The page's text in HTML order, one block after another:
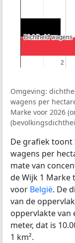
2
2
Dichtheid wagens
Dichtheid wagens
Omgeving:
wagens per
Marke voor 2026
De grafiek toont
wagens per
mate van
de Wijk 1 Marke
voor België. De
van de
oppervlakte van
meter, dat is
1 km².